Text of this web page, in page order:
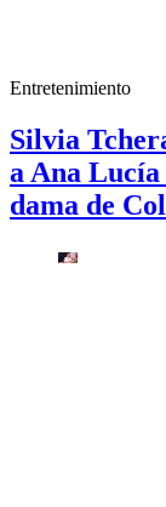
Entretenimiento
Silvia
a Ana
dama de